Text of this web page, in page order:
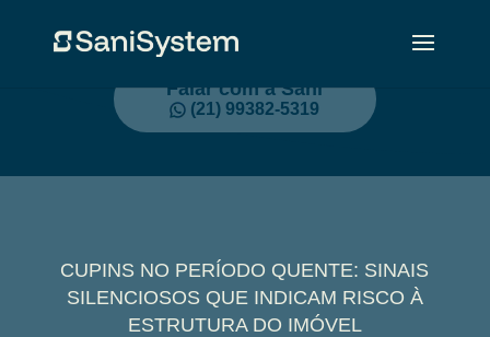
Falar com a Sani
(21) 99382-5319
CUPINS NO PERÍODO QUENTE: SINAIS
SILENCIOSOS QUE INDICAM RISCO À
ESTRUTURA DO IMÓVEL